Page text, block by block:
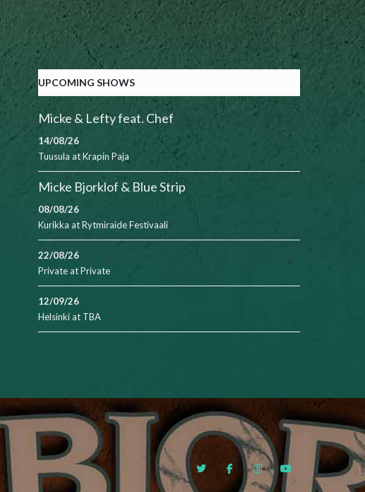
UPCOMING SHOWS
Micke & Lefty feat. Chef
14/08/26
Tuusula atKrapin Paja
Micke Bjorklof & Blue Strip
08/08/26
Kurikka atRytmiraide Festivaali
22/08/26
PrivateatPrivate
12/09/26
Helsinkiat TBA